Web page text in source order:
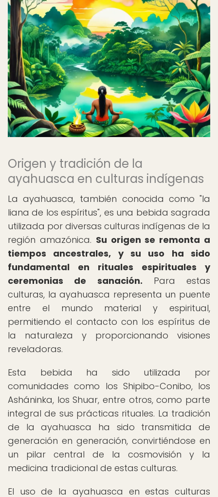
Origen y tradición de la
ayahuasca en culturas indígenas
La ayahuasca, también conocida como "la
liana de los espíritus", es una bebida sagrada
utilizada por diversas culturas indígenas de la
región amazónica. Su origen se remonta a
tiempos ancestrales, y su uso ha sido
fundamental en rituales espirituales y
ceremonias de sanación. Para estas
culturas, la ayahuasca representa un puente
entre el mundo material y espiritual,
permitiendo el contacto con los espíritus de
la naturaleza y proporcionando visiones
reveladoras.
Esta bebida ha sido utilizada por
comunidades como los Shipibo-Conibo, los
Asháninka, los Shuar, entre otros, como parte
integral de sus prácticas rituales. La tradición
de la ayahuasca ha sido transmitida de
generación en generación, convirtiéndose en
un pilar central de la cosmovisión y la
medicina tradicional de estas culturas.
El uso de la ayahuasca en estas culturas